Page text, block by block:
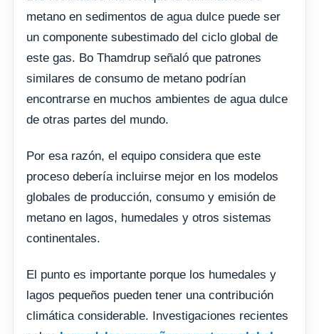
metano en sedimentos de agua dulce puede ser
un componente subestimado del ciclo global de
este gas. Bo Thamdrup señaló que patrones
similares de consumo de metano podrían
encontrarse en muchos ambientes de agua dulce
de otras partes del mundo.
Por esa razón, el equipo considera que este
proceso debería incluirse mejor en los modelos
globales de producción, consumo y emisión de
metano en lagos, humedales y otros sistemas
continentales.
El punto es importante porque los humedales y
lagos pequeños pueden tener una contribución
climática considerable. Investigaciones recientes